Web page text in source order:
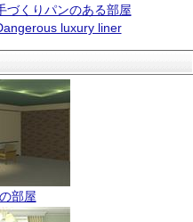
くりパンのある部屋
luxury liner
部屋